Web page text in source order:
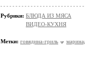
Рубрики: БЛЮДА ИЗ МЯСА
ВИДЕО-КУХНЯ
Метки: говядина-гриль